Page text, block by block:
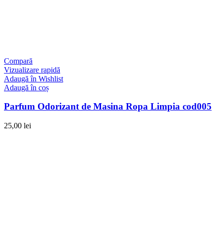
Compară
Vizualizare rapidă
Adaugă în Wishlist
Adaugă în coș
Parfum Odorizant de Masina Ropa Limpia cod005
25,00 lei